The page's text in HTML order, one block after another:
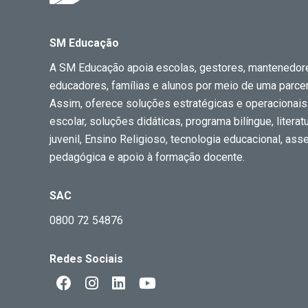
SM Educação
A SM Educação apoia escolas, gestores,
educadores, famílias e alunos por meio de uma
Assim, oferece soluções estratégicas e
escolar, soluções didáticas, programa bilíngue,
juvenil, Ensino Religioso, tecnologia educacional,
pedagógica e apoio à formação docente.
SAC
0800 72 54876
Redes Sociais